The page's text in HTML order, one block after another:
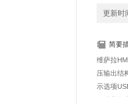
更新时
简要
维萨拉
压输出结
示选项
用维萨